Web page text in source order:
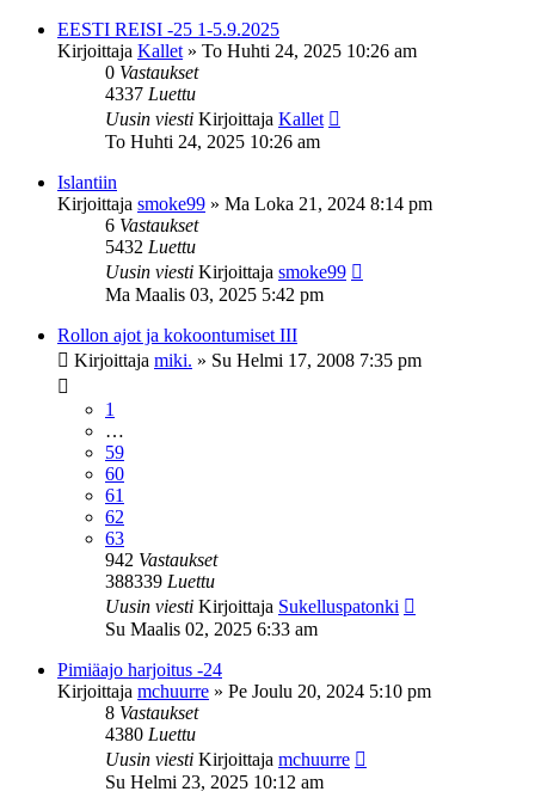
EESTI REISI -25 1-5.9.2025
Kirjoittaja Kallet » To Huhti 24, 2025 10:26 am
0 Vastaukset
4337 Luettu
Uusin viesti Kirjoittaja Kallet
To Huhti 24, 2025 10:26 am
Islantiin
Kirjoittaja smoke99 » Ma Loka 21, 2024 8:14 pm
6 Vastaukset
5432 Luettu
Uusin viesti Kirjoittaja smoke99
Ma Maalis 03, 2025 5:42 pm
Rollon ajot ja kokoontumiset III
Kirjoittaja miki. » Su Helmi 17, 2008 7:35 pm
1
…
59
60
61
62
63
942 Vastaukset
388339 Luettu
Uusin viesti Kirjoittaja Sukelluspatonki
Su Maalis 02, 2025 6:33 am
Pimiäajo harjoitus -24
Kirjoittaja mchuurre » Pe Joulu 20, 2024 5:10 pm
8 Vastaukset
4380 Luettu
Uusin viesti Kirjoittaja mchuurre
Su Helmi 23, 2025 10:12 am